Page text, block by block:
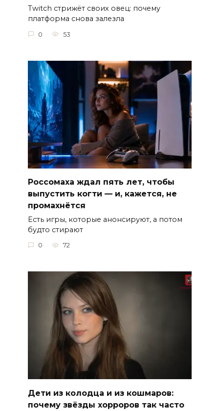
Twitch стрижёт своих овец: почему
платформа снова залезла
0 53
Россомаха ждал пять лет, чтобы
выпустить когти — и, кажется, не
промахнётся
Есть игры, которые анонсируют, а потом
будто стирают
0 72
Дети из колодца и из кошмаров:
почему звёзды хорроров так часто